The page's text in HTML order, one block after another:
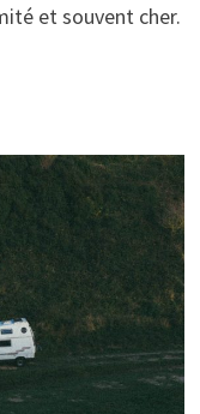
et souvent cher.